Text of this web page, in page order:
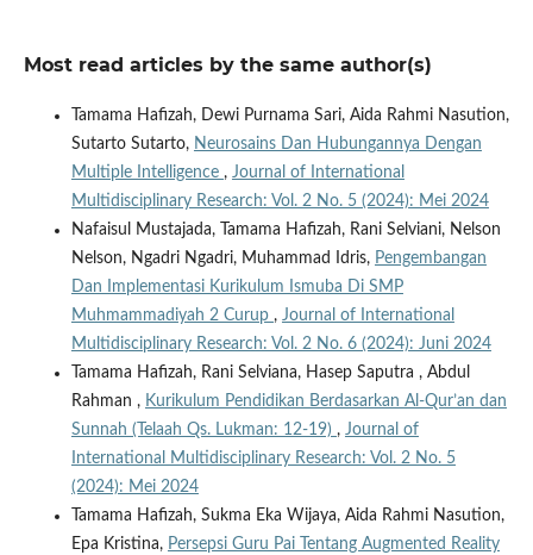
Most read articles by the same author(s)
Tamama Hafizah, Dewi Purnama Sari, Aida Rahmi Nasution,
Sutarto Sutarto, Neurosains Dan Hubungannya Dengan
Multiple Intelligence , Journal of International
Multidisciplinary Research: Vol. 2 No. 5 (2024): Mei 2024
Nafaisul Mustajada, Tamama Hafizah, Rani Selviani, Nelson
Nelson, Ngadri Ngadri, Muhammad Idris, Pengembangan
Dan Implementasi Kurikulum Ismuba Di SMP
Muhmammadiyah 2 Curup , Journal of International
Multidisciplinary Research: Vol. 2 No. 6 (2024): Juni 2024
Tamama Hafizah, Rani Selviana, Hasep Saputra , Abdul
Rahman , Kurikulum Pendidikan Berdasarkan Al-Qur’an dan
Sunnah (Telaah Qs. Lukman: 12-19) , Journal of
International Multidisciplinary Research: Vol. 2 No. 5
(2024): Mei 2024
Tamama Hafizah, Sukma Eka Wijaya, Aida Rahmi Nasution,
Epa Kristina, Persepsi Guru Pai Tentang Augmented Reality